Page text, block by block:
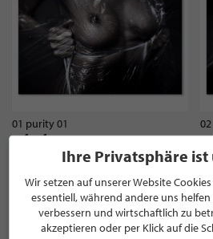
01 purity 01
auf anfrage
MEHR PRODUKTE VON
Ihre Privatsphäre ist
Wir setzen auf unserer Website
essentiell, während andere uns
verbessern und wirtschaftlich zu
akzeptieren oder per Klick auf die